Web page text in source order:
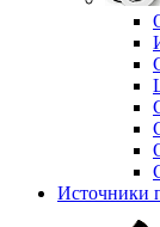
Источники